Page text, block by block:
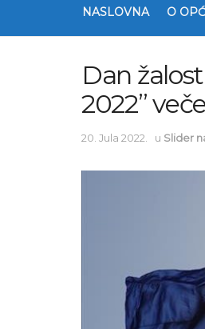
NASLOVNA O
Dan
2022”
20. Jula 2022. u Slider